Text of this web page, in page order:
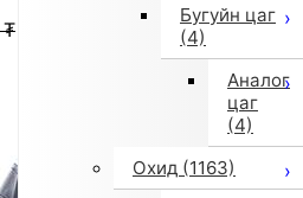
Бугуйн цаг
(4)
Аналог
цаг
(4)
Охид (1163)
₮